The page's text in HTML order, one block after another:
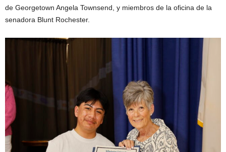
de Georgetown Angela Townsend, y miembros de la oficina de la
senadora Blunt Rochester.